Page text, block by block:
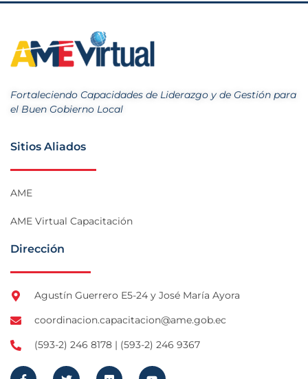
Fortaleciendo Capacidades de Liderazgo y de Gestión para
el Buen Gobierno Local
Sitios Aliados
AME
AME Virtual Capacitación
Dirección
Agustín Guerrero E5-24 y José María Ayora
coordinacion.capacitacion@ame.gob.ec
(593-2) 246 8178 | (593-2) 246 9367